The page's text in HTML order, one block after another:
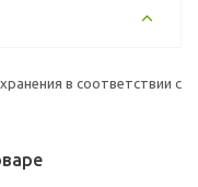
в соответствии с